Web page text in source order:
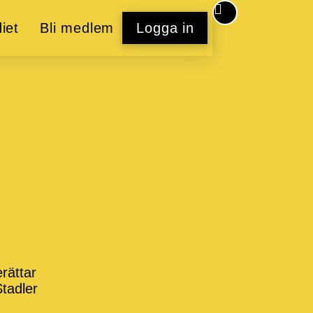
Bli medlem Logga in